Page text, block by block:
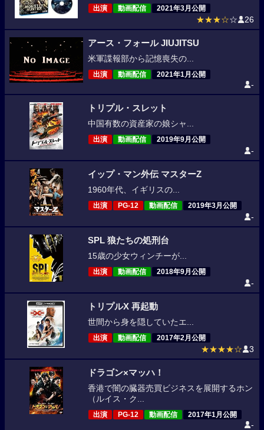
出演 動画配信 2021年3月公開
★★★☆☆ 26
アース・フォール JIUJITSU
米軍諜報部から記憶喪失の...
出演 動画配信 2021年1月公開
-
トリプル・スレット
中国有数の資産家の娘シャ...
出演 動画配信 2019年9月公開
-
イップ・マン外伝 マスターZ
1960年代、イギリスの...
出演 PG-12 動画配信 2019年3月公開
-
SPL 狼たちの処刑台
15歳の少女ウィンチーが...
出演 動画配信 2018年9月公開
-
トリプルX 再起動
世間から身を隠していたエ...
出演 動画配信 2017年2月公開
★★★★☆ 3
ドラゴン×マッハ！
香港で闇の臓器売買ビジネスを展開するホン
（ルイス・ク...
出演 PG-12 動画配信 2017年1月公開
-